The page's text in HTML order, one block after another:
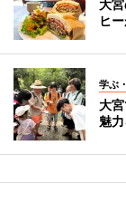
大
ヒ
学ぶ
大
魅